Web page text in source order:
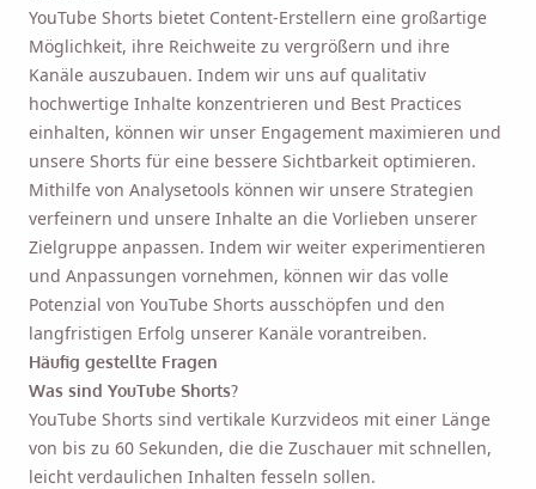
YouTube Shorts bietet Content-Erstellern eine großartige
Möglichkeit, ihre Reichweite zu vergrößern und ihre
Kanäle auszubauen. Indem wir uns auf qualitativ
hochwertige Inhalte konzentrieren und Best Practices
einhalten, können wir unser Engagement maximieren und
unsere Shorts für eine bessere Sichtbarkeit optimieren.
Mithilfe von Analysetools können wir unsere Strategien
verfeinern und unsere Inhalte an die Vorlieben unserer
Zielgruppe anpassen. Indem wir weiter experimentieren
und Anpassungen vornehmen, können wir das volle
Potenzial von YouTube Shorts ausschöpfen und den
langfristigen Erfolg unserer Kanäle vorantreiben.
Häufig gestellte Fragen
Was sind YouTube Shorts?
YouTube Shorts sind vertikale Kurzvideos mit einer Länge
von bis zu 60 Sekunden, die die Zuschauer mit schnellen,
leicht verdaulichen Inhalten fesseln sollen.